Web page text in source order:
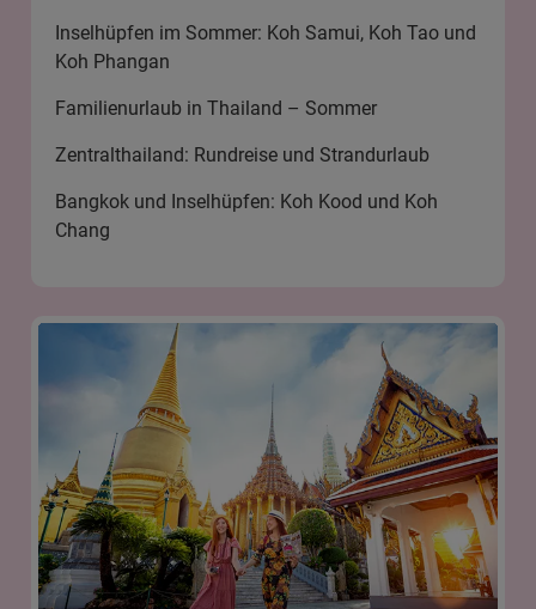
Inselhüpfen im Sommer: Koh Samui, Koh Tao und
Koh Phangan
Familienurlaub in Thailand – Sommer
Zentralthailand: Rundreise und Strandurlaub
Bangkok und Inselhüpfen: Koh Kood und Koh
Chang